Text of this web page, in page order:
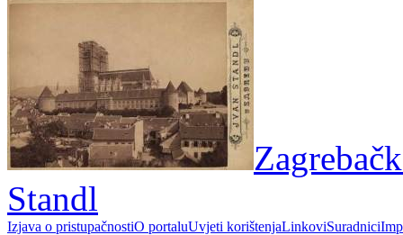
Standl
Izjava o pristupačnostiO portaluUvjeti korištenjaLinkoviSuradnici